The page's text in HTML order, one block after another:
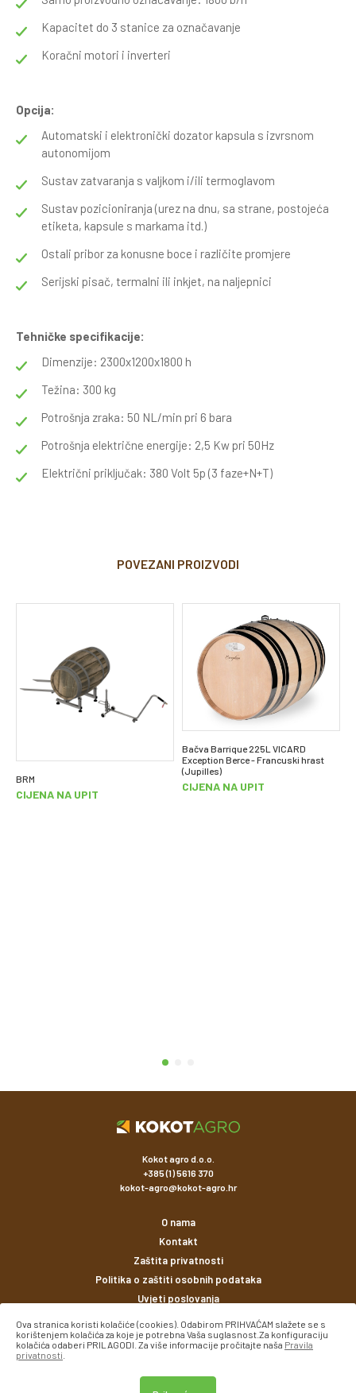
Kapacitet do 3 stanice za označavanje
Koračni motori i inverteri
Opcija:
Automatski i elektronički dozator kapsula s izvrsnom
autonomijom
Sustav zatvaranja s valjkom i/ili termoglavom
Sustav pozicioniranja (urez na dnu, sa strane, postojeća
etiketa, kapsule s markama itd.)
Ostali pribor za konusne boce i različite promjere
Serijski pisač, termalni ili inkjet, na naljepnici
Tehničke specifikacije:
Dimenzije: 2300x1200x1800 h
Težina: 300 kg
Potrošnja zraka: 50 NL/min pri 6 bara
Potrošnja električne energije: 2,5 Kw pri 50Hz
Električni priključak: 380 Volt 5p (3 faze+N+T)
POVEZANI PROIZVODI
BRM
CIJENA NA UPIT
Bačva Barrique 225L VICARD
Exception Berce - Francuski hrast
(Jupilles)
CIJENA NA UPIT
Kokot agro d.o.o.
+385 (1) 5616 370
kokot-agro@kokot-agro.hr
O nama
Kontakt
Zaštita privatnosti
Politika o zaštiti osobnih podataka
Uvjeti poslovanja
Načini plaćanja
Ova stranica koristi kolačiće (cookies). Odabirom PRIHVAĆAM slažete se s
korištenjem kolačića za koje je potrebna Vaša suglasnost.Za konfiguraciju
kolačića odaberi PRILAGODI. Za više informacije pročitajte naša Pravila
privatnosti